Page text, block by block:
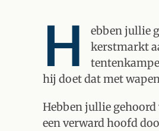
H
ebben jullie
kerstmarkt
hij doet dat met
Hebben jullie gehoord
een verward hoofd